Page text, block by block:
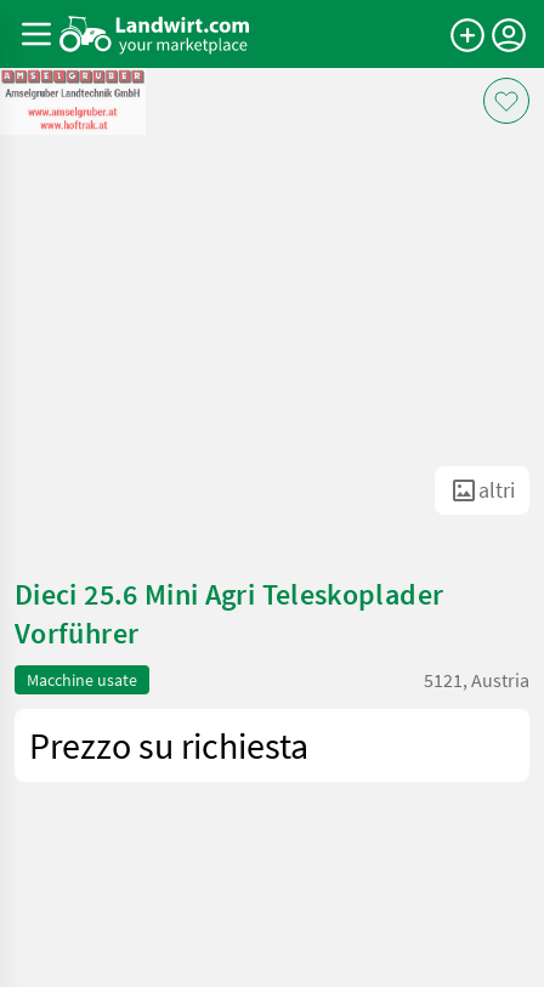
altri
Dieci 25.6 Mini Agri Teleskoplader
Vorführer
Macchine usate 5121, Austria
Prezzo su richiesta